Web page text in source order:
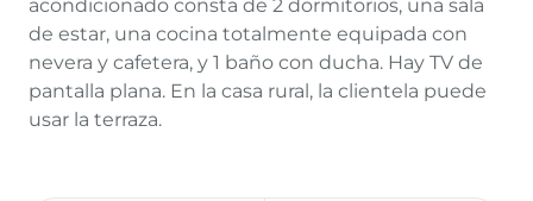
acondicionado consta de 2 dormitorios, una sala
de estar, una cocina totalmente equipada con
nevera y cafetera, y 1 baño con ducha. Hay TV de
pantalla plana. En la casa rural, la clientela puede
usar la terraza.